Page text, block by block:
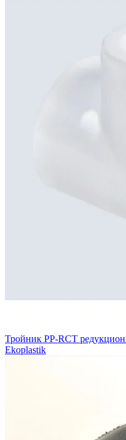
Тройник PP-RCT
Ekoplastik